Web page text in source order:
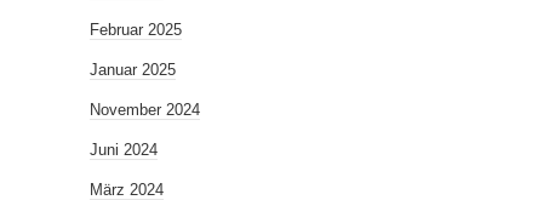
Februar 2025
Januar 2025
November 2024
Juni 2024
März 2024